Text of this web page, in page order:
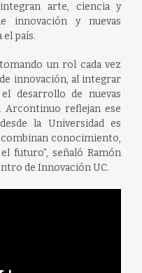
arte, ciencia y
innovación y nuevas
país.
un rol cada vez
innovación, al integrar
desarrollo de nuevas
Arcontinuo reflejan ese
la Universidad es
conocimiento,
futuro”, señaló Ramón
de Innovación UC.